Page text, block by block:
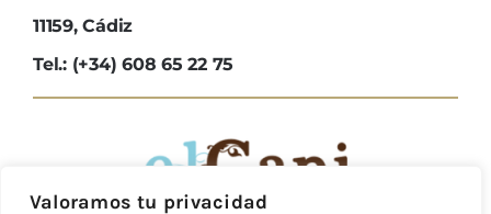
Valoramos tu privacidad
11159, Cádiz
Tel.: (+34) 608 65 22 75